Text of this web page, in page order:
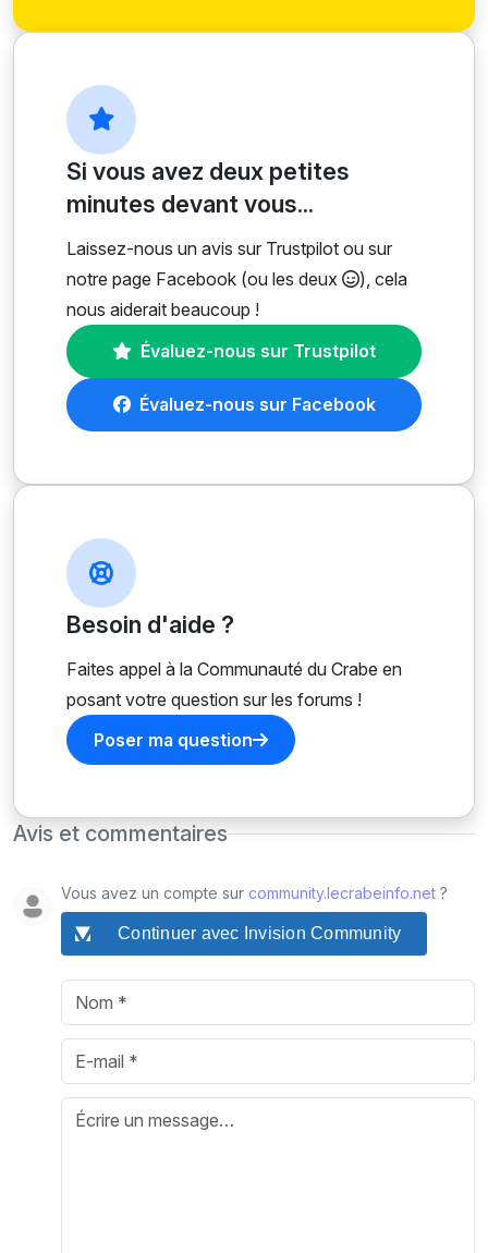
Si vous avez deux petites
minutes devant vous...
Laissez-nous un avis sur Trustpilot ou sur
notre page Facebook (ou les deux
), cela
nous aiderait beaucoup !
Évaluez-nous sur Trustpilot
Évaluez-nous sur Facebook
Besoin d'aide ?
Faites appel à la Communauté du Crabe en
posant votre question sur les forums !
Poser ma question
Avis et commentaires
Vous avez un compte sur community.lecrabeinfo.net ?
Continuer avec Invision Community